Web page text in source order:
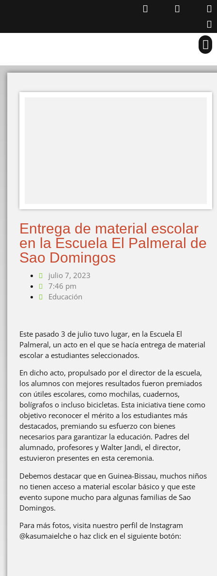
Entrega de material escolar
en la Escuela El Palmeral de
Sao Domingos
julio 7, 2023
7:46 pm
Educación
Este pasado 3 de julio tuvo lugar, en la Escuela El
Palmeral, un acto en el que se hacía entrega de material
escolar a estudiantes seleccionados.
En dicho acto, propulsado por el director de la escuela,
los alumnos con mejores resultados fueron premiados
con útiles escolares, como mochilas, cuadernos,
bolígrafos o incluso bicicletas. Esta iniciativa tiene como
objetivo reconocer el mérito a los estudiantes más
destacados, premiando su esfuerzo con bienes
necesarios para garantizar la educación. Padres del
alumnado, profesores y Walter Jandi, el director,
estuvieron presentes en esta ceremonia.
Debemos destacar que en Guinea-Bissau, muchos niños
no tienen acceso a material escolar básico y que este
evento supone mucho para algunas familias de Sao
Domingos.
Para más fotos, visita nuestro perfil de Instagram
@kasumaielche o haz click en el siguiente botón: